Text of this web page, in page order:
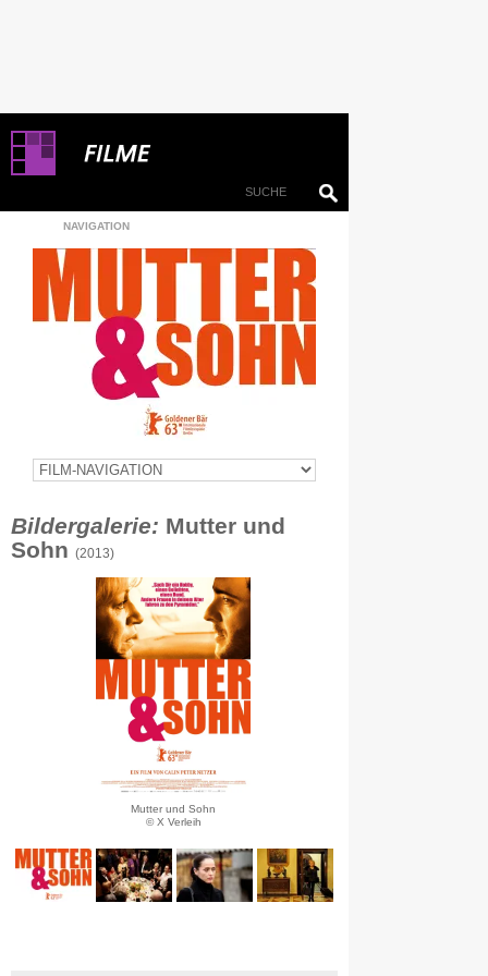
NAVIGATION
Bildergalerie: Mutter und
Sohn (2013)
Mutter und Sohn
© X Verleih